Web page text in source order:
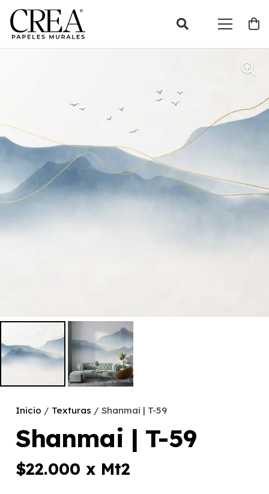
Inicio / Texturas / Shanmai | T-59
Shanmai | T-59
$22.000 x Mt2